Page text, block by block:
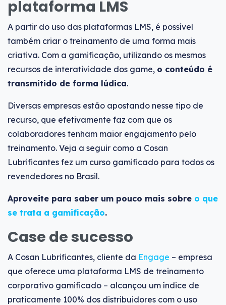
plataforma LMS
A partir do uso das plataformas LMS, é possível
também criar o treinamento de uma forma mais
criativa. Com a gamificação, utilizando os mesmos
recursos de interatividade dos game, o conteúdo é
transmitido de forma lúdica.
Diversas empresas estão apostando nesse tipo de
recurso, que efetivamente faz com que os
colaboradores tenham maior engajamento pelo
treinamento. Veja a seguir como a Cosan
Lubrificantes fez um curso gamificado para todos os
revendedores no Brasil.
Aproveite para saber um pouco mais sobre o que
se trata a gamificação.
Case de sucesso
A Cosan Lubrificantes, cliente da Engage – empresa
que oferece uma plataforma LMS de treinamento
corporativo gamificado – alcançou um índice de
praticamente 100% dos distribuidores com o uso